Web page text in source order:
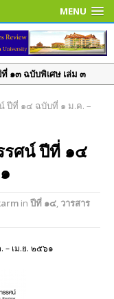
MENU
๑๓ ฉบับพิเศษ เล่ม ๓
๑๓ ฉบับพิเศษ เล่ม ๒
ะบบ ThaiJO ตั้งแต่ปีที่
เป็นต้นไป
๑๔ ฉบับพิเศษ เล่ม ๑
ปีที่ ๑๔ ฉบับที่ ๑ ม.ค. –
ศน์ ปีที่ ๑๔
in ปีที่ ๑๔, วารสาร
เม.ย. ๒๕๖๑